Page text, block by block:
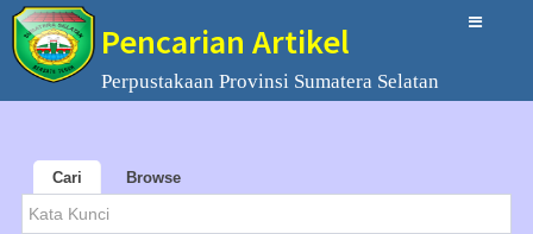
Pencarian Artikel
Perpustakaan Provinsi Sumatera Selatan
Cari Browse